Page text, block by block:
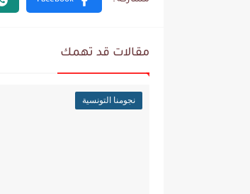
مقالات قد تهمك
نجومنا التونسية